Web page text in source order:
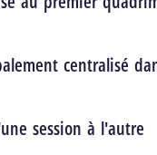
centralisé
session à l'autre